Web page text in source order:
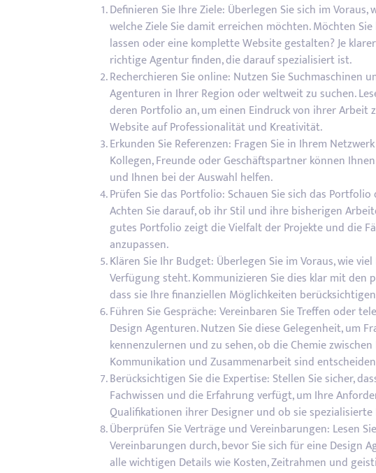
Definieren Sie Ihre Ziele: Überlegen Sie sich im
welche Ziele Sie damit erreichen möchten. Möchten
lassen oder eine komplette Website gestalten? Je
richtige Agentur finden, die darauf spezialisiert ist.
Recherchieren Sie online: Nutzen Sie Suchmaschinen
Agenturen in Ihrer Region oder weltweit zu suchen.
deren Portfolio an, um einen Eindruck von ihrer Arbeit
Website auf Professionalität und Kreativität.
Erkunden Sie Referenzen: Fragen Sie in Ihrem
Kollegen, Freunde oder Geschäftspartner können
und Ihnen bei der Auswahl helfen.
Prüfen Sie das Portfolio: Schauen Sie sich das
Achten Sie darauf, ob ihr Stil und ihre bisherigen
gutes Portfolio zeigt die Vielfalt der Projekte und die
anzupassen.
Klären Sie Ihr Budget: Überlegen Sie im Voraus, wie
Verfügung steht. Kommunizieren Sie dies klar mit den
dass sie Ihre finanziellen Möglichkeiten
Führen Sie Gespräche: Vereinbaren Sie Treffen oder
Design Agenturen. Nutzen Sie diese Gelegenheit, um
kennenzulernen und zu sehen, ob die Chemie
Kommunikation und Zusammenarbeit sind
Berücksichtigen Sie die Expertise: Stellen Sie sicher,
Fachwissen und die Erfahrung verfügt, um Ihre
Qualifikationen ihrer Designer und ob sie
Überprüfen Sie Verträge und Vereinbarungen: Lesen
Vereinbarungen durch, bevor Sie sich für eine Design
alle wichtigen Details wie Kosten, Zeitrahmen und